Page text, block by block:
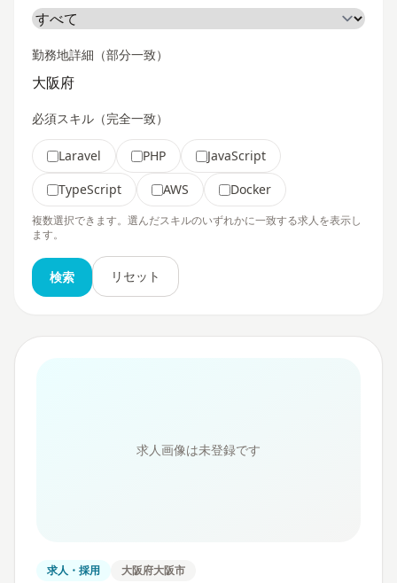
勤務地詳細（部分一致）
必須スキル（完全一致）
Laravel PHP
JavaScript
TypeScript
AWS Docker
複数選択できます。選んだスキルのいずれかに一致する求人を表示し
ます。
検索 リセット
求人画像は未登録です
求人・採用 大阪府大阪市